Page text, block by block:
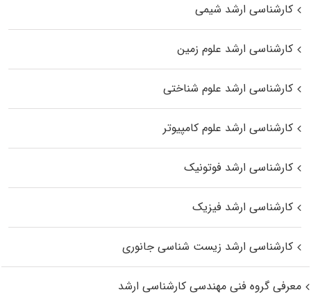
کارشناسی ارشد شیمی
کارشناسی ارشد علوم زمین
کارشناسی ارشد علوم شناختی
کارشناسی ارشد علوم کامپیوتر
کارشناسی ارشد فوتونیک
کارشناسی ارشد فیزیک
کارشناسی ارشد زیست‌ شناسی جانوری
معرفی گروه فنی مهندسی کارشناسی ارشد